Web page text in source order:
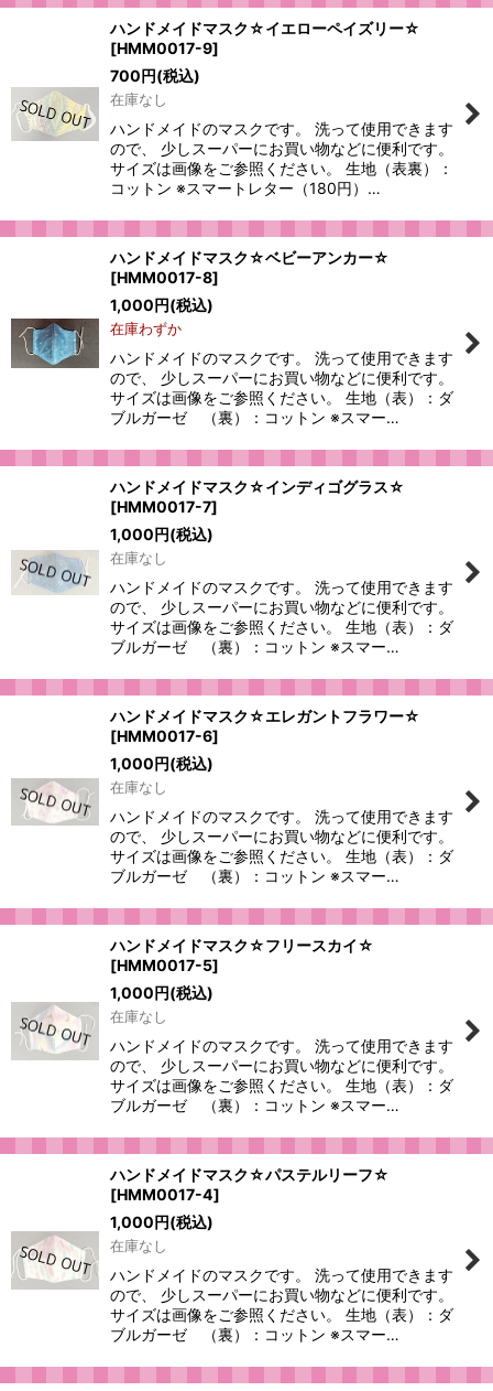
ハンドメイドマスク☆イエローペイズリー☆
[HMM0017-9]
700円(税込)
在庫なし
ハンドメイドのマスクです。 洗って使用できます
ので、 少しスーパーにお買い物などに便利です。
サイズは画像をご参照ください。 生地（表裏）：
コットン ※スマートレター（180円）…
ハンドメイドマスク☆ベビーアンカー☆
[HMM0017-8]
1,000円(税込)
在庫わずか
ハンドメイドのマスクです。 洗って使用できます
ので、 少しスーパーにお買い物などに便利です。
サイズは画像をご参照ください。 生地（表）：ダ
ブルガーゼ （裏）：コットン ※スマー…
ハンドメイドマスク☆インディゴグラス☆
[HMM0017-7]
1,000円(税込)
在庫なし
ハンドメイドのマスクです。 洗って使用できます
ので、 少しスーパーにお買い物などに便利です。
サイズは画像をご参照ください。 生地（表）：ダ
ブルガーゼ （裏）：コットン ※スマー…
ハンドメイドマスク☆エレガントフラワー☆
[HMM0017-6]
1,000円(税込)
在庫なし
ハンドメイドのマスクです。 洗って使用できます
ので、 少しスーパーにお買い物などに便利です。
サイズは画像をご参照ください。 生地（表）：ダ
ブルガーゼ （裏）：コットン ※スマー…
ハンドメイドマスク☆フリースカイ☆
[HMM0017-5]
1,000円(税込)
在庫なし
ハンドメイドのマスクです。 洗って使用できます
ので、 少しスーパーにお買い物などに便利です。
サイズは画像をご参照ください。 生地（表）：ダ
ブルガーゼ （裏）：コットン ※スマー…
ハンドメイドマスク☆パステルリーフ☆
[HMM0017-4]
1,000円(税込)
在庫なし
ハンドメイドのマスクです。 洗って使用できます
ので、 少しスーパーにお買い物などに便利です。
サイズは画像をご参照ください。 生地（表）：ダ
ブルガーゼ （裏）：コットン ※スマー…